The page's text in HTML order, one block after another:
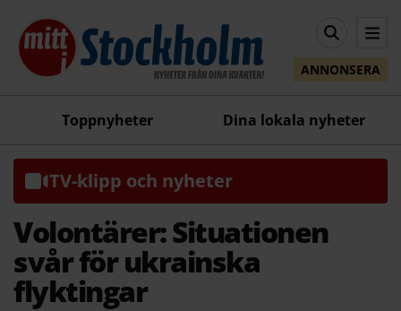
ANNONSERA
Toppnyheter Dina lokala nyheter
TV-klipp och nyheter
Volontärer: Situationen
svår för ukrainska
flyktingar